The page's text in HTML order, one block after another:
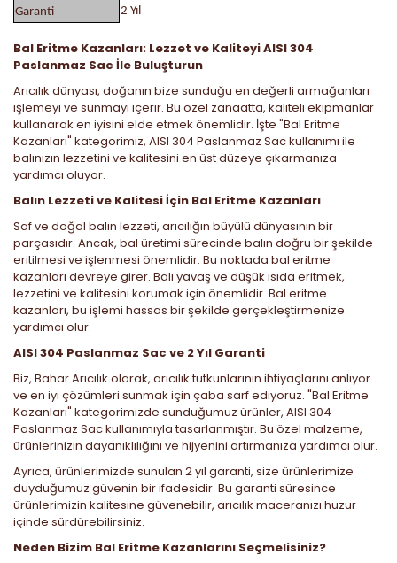
Garanti
2 Yıl
Bal Eritme Kazanları: Lezzet ve Kaliteyi AISI 304
Paslanmaz Sac İle Buluşturun
Arıcılık dünyası, doğanın bize sunduğu en değerli armağanları
işlemeyi ve sunmayı içerir. Bu özel zanaatta, kaliteli ekipmanlar
kullanarak en iyisini elde etmek önemlidir. İşte "Bal Eritme
Kazanları" kategorimiz, AISI 304 Paslanmaz Sac kullanımı ile
balınızın lezzetini ve kalitesini en üst düzeye çıkarmanıza
yardımcı oluyor.
Balın Lezzeti ve Kalitesi İçin Bal Eritme Kazanları
Saf ve doğal balın lezzeti, arıcılığın büyülü dünyasının bir
parçasıdır. Ancak, bal üretimi sürecinde balın doğru bir şekilde
eritilmesi ve işlenmesi önemlidir. Bu noktada bal eritme
kazanları devreye girer. Balı yavaş ve düşük ısıda eritmek,
lezzetini ve kalitesini korumak için önemlidir. Bal eritme
kazanları, bu işlemi hassas bir şekilde gerçekleştirmenize
yardımcı olur.
AISI 304 Paslanmaz Sac ve 2 Yıl Garanti
Biz, Bahar Arıcılık olarak, arıcılık tutkunlarının ihtiyaçlarını anlıyor
ve en iyi çözümleri sunmak için çaba sarf ediyoruz. "Bal Eritme
Kazanları" kategorimizde sunduğumuz ürünler, AISI 304
Paslanmaz Sac kullanımıyla tasarlanmıştır. Bu özel malzeme,
ürünlerinizin dayanıklılığını ve hijyenini artırmanıza yardımcı olur.
Ayrıca, ürünlerimizde sunulan 2 yıl garanti, size ürünlerimize
duyduğumuz güvenin bir ifadesidir. Bu garanti süresince
ürünlerimizin kalitesine güvenebilir, arıcılık maceranızı huzur
içinde sürdürebilirsiniz.
Neden Bizim Bal Eritme Kazanlarını Seçmelisiniz?